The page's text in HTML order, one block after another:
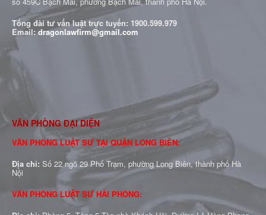
Tổng đài tư vấn luật trực tuyến: 1900.599.979
Email:dragonlawfirm@gmail.com
VĂN PHÒNG ĐẠI DIỆN
VĂN PHÒNG LUẬT SƯ TẠI QUẬN LONG BIÊN:
Địa chỉ: Số 22 ngõ 29 Phố Trạm, phường Long Biên, thành phố Hà
Nội
VĂN PHÒNG LUẬT SƯ HẢI PHÒNG: